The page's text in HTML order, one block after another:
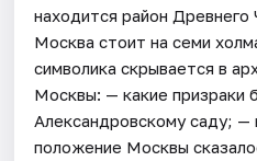
находится район
Москва стоит на семи
символика скрывается в
Москвы: — какие призраки
Александровскому саду; —
положение Москвы